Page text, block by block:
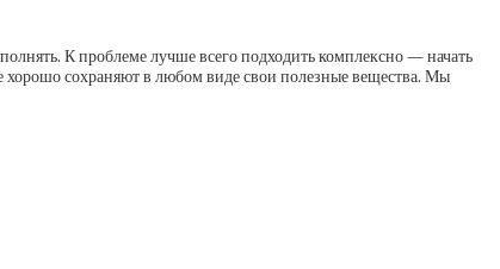
К проблеме лучше всего подходить комплексно — начать
хорошо сохраняют в любом виде свои полезные вещества. Мы